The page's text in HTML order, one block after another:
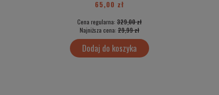
65,00 zł
Cena regularna: 329,00 zł
Najniższa cena: 29,99 zł
Dodaj do koszyka